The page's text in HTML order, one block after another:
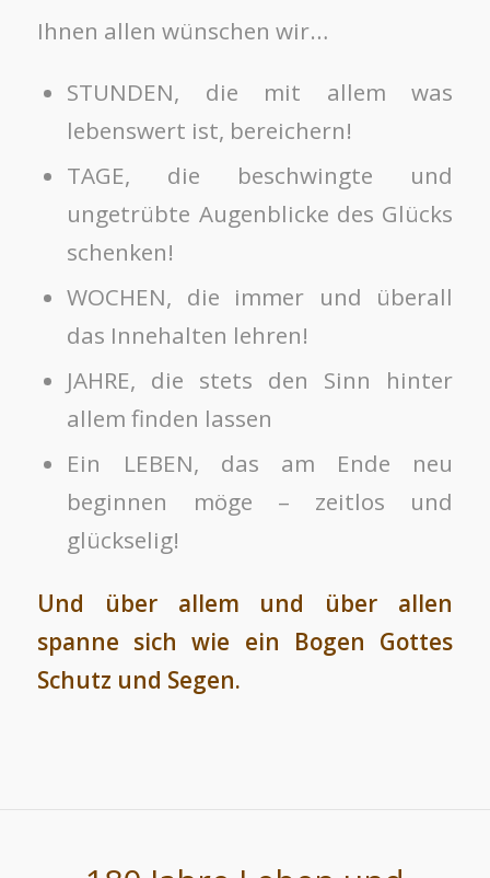
Ihnen allen wünschen wir…
STUNDEN, die mit allem was
lebenswert ist, bereichern!
TAGE, die beschwingte und
ungetrübte Augenblicke des Glücks
schenken!
WOCHEN, die immer und überall
das Innehalten lehren!
JAHRE, die stets den Sinn hinter
allem finden lassen
Ein LEBEN, das am Ende neu
beginnen möge – zeitlos und
glückselig!
Und über allem und über allen
spanne sich wie ein Bogen Gottes
Schutz und Segen.